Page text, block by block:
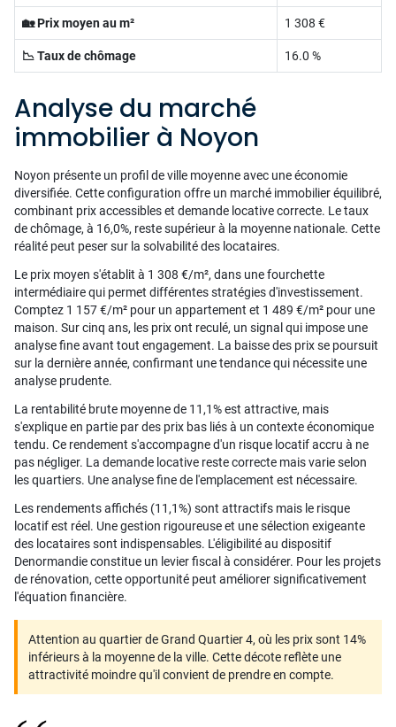
🏡 Prix moyen au m² 1 308 €
📉 Taux de chômage 16.0 %
Analyse du marché
immobilier à Noyon
Noyon présente un profil de ville moyenne avec une économie
diversifiée. Cette configuration offre un marché immobilier équilibré,
combinant prix accessibles et demande locative correcte. Le taux
de chômage, à 16,0%, reste supérieur à la moyenne nationale. Cette
réalité peut peser sur la solvabilité des locataires.
Le prix moyen s'établit à 1 308 €/m², dans une fourchette
intermédiaire qui permet différentes stratégies d'investissement.
Comptez 1 157 €/m² pour un appartement et 1 489 €/m² pour une
maison. Sur cinq ans, les prix ont reculé, un signal qui impose une
analyse fine avant tout engagement. La baisse des prix se poursuit
sur la dernière année, confirmant une tendance qui nécessite une
analyse prudente.
La rentabilité brute moyenne de 11,1% est attractive, mais
s'explique en partie par des prix bas liés à un contexte économique
tendu. Ce rendement s'accompagne d'un risque locatif accru à ne
pas négliger. La demande locative reste correcte mais varie selon
les quartiers. Une analyse fine de l'emplacement est nécessaire.
Les rendements affichés (11,1%) sont attractifs mais le risque
locatif est réel. Une gestion rigoureuse et une sélection exigeante
des locataires sont indispensables. L'éligibilité au dispositif
Denormandie constitue un levier fiscal à considérer. Pour les projets
de rénovation, cette opportunité peut améliorer significativement
l'équation financière.
Attention au quartier de Grand Quartier 4, où les prix sont 14%
inférieurs à la moyenne de la ville. Cette décote reflète une
attractivité moindre qu'il convient de prendre en compte.